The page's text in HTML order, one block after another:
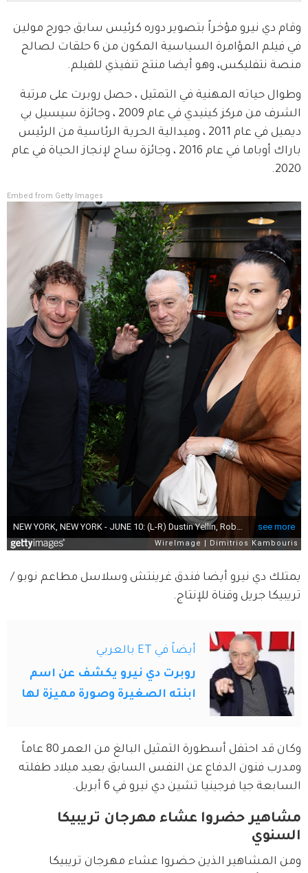
وقام دي نيرو مؤخراً بتصوير دوره كرئيس سابق جورج مولين
في فيلم المؤامرة السياسية المكون من 6 حلقات لصالح
منصة نتفليكس، وهو أيضا منتج تنفيذي للفيلم.
وطوال حياته المهنية في التمثيل ، حصل روبرت على مرتبة
الشرف من مركز كينيدي في عام 2009 ، وجائزة سيسيل بي
ديميل في عام 2011 ، وميدالية الحرية الرئاسية من الرئيس
باراك أوباما في عام 2016 ، وجائزة ساج لإنجاز الحياة في عام
2020.
Embed from Getty Images
يمتلك دي نيرو أيضا فندق غرينتش وسلاسل مطاعم نوبو /
تريبيكا جريل وقناة للإنتاج.
أيضاً في ET بالعربي
روبرت دي نيرو يكشف عن اسم
ابنته الصغيرة وصورة مميزة لها
وكان قد احتفل أسطورة التمثيل البالغ من العمر 80 عاماً
ومدرب فنون الدفاع عن النفس السابق بعيد ميلاد طفلته
السابعة جيا فرجينيا تشين دي نيرو في 6 أبريل.
مشاهير حضروا عشاء مهرجان تريبيكا
السنوي
ومن المشاهير الذين حضروا عشاء مهرجان تريبيكا